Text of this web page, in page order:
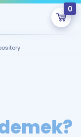
0
onlarca eğitim seni